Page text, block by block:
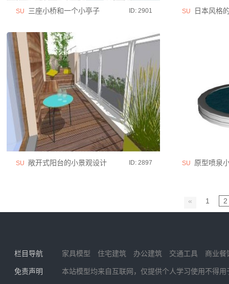
SU 三座小桥和一个小亭子 ID: 2901 SU 日本风格
SU 敞开式阳台的小景观设计 ID: 2897 SU 原型喷泉
« 1 2
栏目导航 家具模型 住宅建筑 办公建筑 交通工具 商业餐
免责声明 本站模型均来自互联网，仅提供个人学习使用不得